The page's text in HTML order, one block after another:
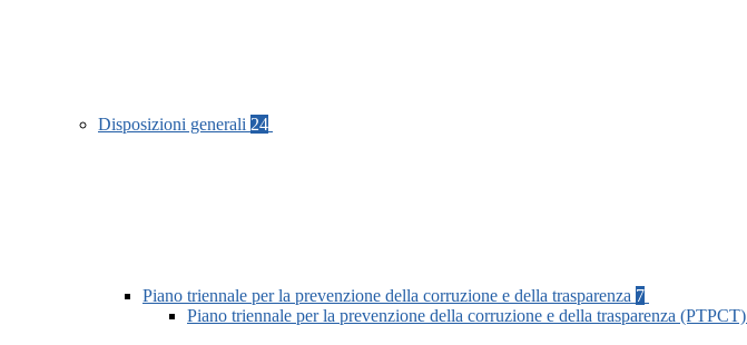
Disposizioni generali 24
Piano triennale per la prevenzione della corruzione e della trasparenza 7
Piano triennale per la prevenzione della corruzione e della trasparenza (PTPCT)